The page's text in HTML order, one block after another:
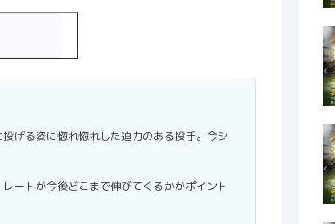
げる姿に惚れ惚れした迫力のある投手。今シ
ートが今後どこまで伸びてくるかがポイント